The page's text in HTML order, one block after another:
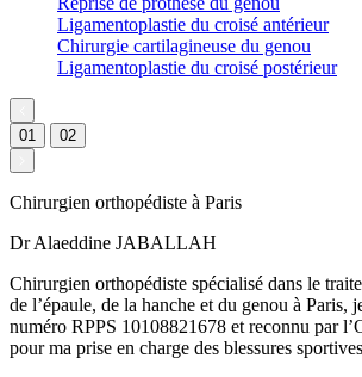
Ligamentoplastie du croisé antérieur
Chirurgie cartilagineuse du genou
Ligamentoplastie du croisé postérieur
01 02
Chirurgien orthopédiste à Paris
Dr Alaeddine JABALLAH
Chirurgien orthopédiste spécialisé dans le
de l’épaule, de la hanche et du genou à Paris,
numéro RPPS 10108821678 et reconnu par
pour ma prise en charge des blessures